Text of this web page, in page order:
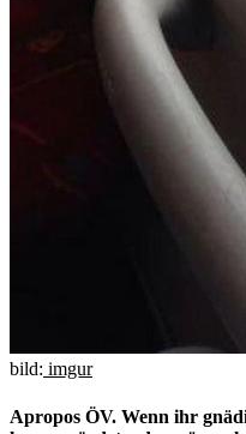
bild: imgur
Apropos ÖV. Wenn ihr